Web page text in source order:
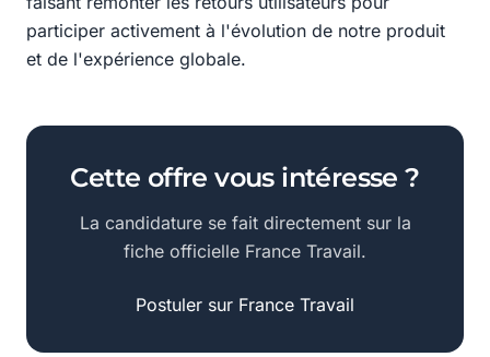
participer activement à l'évolution de notre produit
et de l'expérience globale.
Cette offre vous intéresse ?
La candidature se fait directement sur la
fiche officielle France Travail.
Postuler sur France Travail